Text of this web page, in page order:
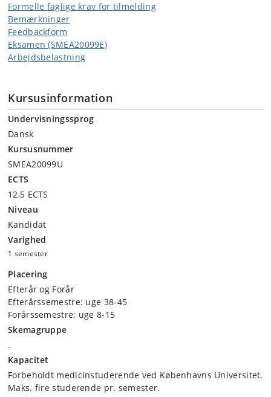
Formelle faglige krav for tilmelding
Bemærkninger
Feedbackform
Eksamen (SMEA20099E)
Arbejdsbelastning
Kursusinformation
Undervisningssprog
Dansk
Kursusnummer
SMEA20099U
ECTS
12,5 ECTS
Niveau
Kandidat
Varighed
1 semester
Placering
Efterår og Forår
Efterårssemestre: uge 38-45
Forårssemestre: uge 8-15
Skemagruppe
.
Kapacitet
Forbeholdt medicinstuderende ved Københavns Universitet.
Maks. fire studerende pr. semester.